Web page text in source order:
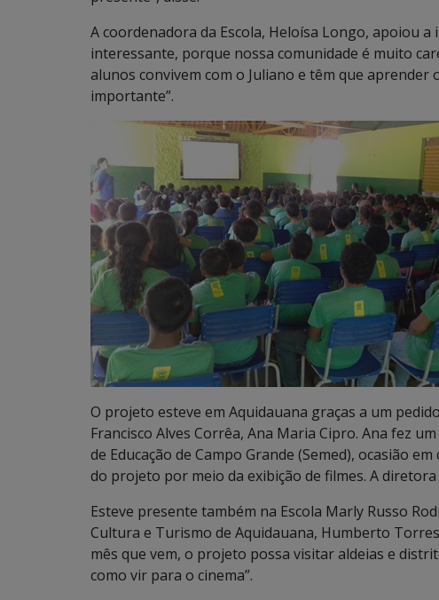
A coordenadora da Escola, Heloísa Longo, apoiou a
interessante, porque nossa comunidade é muito
alunos convivem com o Juliano e têm que aprender
importante”.
O projeto esteve em Aquidauana graças a um
Francisco Alves Corrêa, Ana Maria Cipro. Ana fez
de Educação de Campo Grande (Semed), ocasião
do projeto por meio da exibição de filmes. A
Esteve presente também na Escola Marly Russo
Cultura e Turismo de Aquidauana, Humberto
mês que vem, o projeto possa visitar aldeias e
como vir para o cinema”.